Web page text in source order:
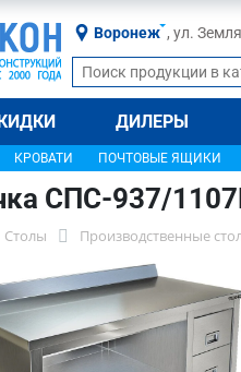
Воронеж , ул.
ДИЛЕРЫ
КРОВАТИ ПОЧТОВЫЕ ЯЩИКИ
СПС-937/
Столы Производственные